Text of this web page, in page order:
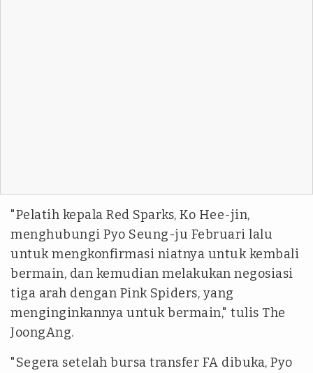
"Pelatih kepala Red Sparks, Ko Hee-jin,
menghubungi Pyo Seung-ju Februari lalu
untuk mengkonfirmasi niatnya untuk kembali
bermain, dan kemudian melakukan negosiasi
tiga arah dengan Pink Spiders, yang
menginginkannya untuk bermain," tulis The
JoongAng.
"Segera setelah bursa transfer FA dibuka, Pyo